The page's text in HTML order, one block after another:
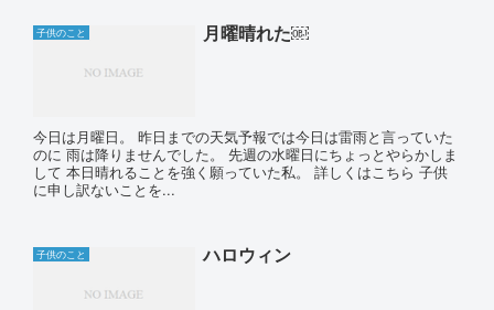
子供のこと 月曜晴れた￼
今日は月曜日。 昨日までの天気予報では今日は雷雨と言っていた
のに 雨は降りませんでした。 先週の水曜日にちょっとやらかしま
して 本日晴れることを強く願っていた私。 詳しくはこちら 子供
に申し訳ないことを...
子供のこと ハロウィン